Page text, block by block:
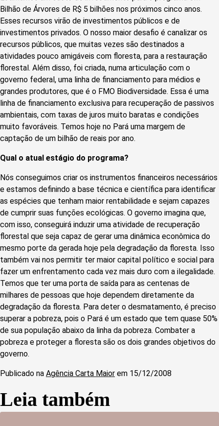
Bilhão de Árvores de R$ 5 bilhões nos próximos cinco anos.
Esses recursos virão de investimentos públicos e de
investimentos privados. O nosso maior desafio é canalizar os
recursos públicos, que muitas vezes são destinados a
atividades pouco amigáveis com floresta, para a restauração
florestal. Além disso, foi criada, numa articulação com o
governo federal, uma linha de financiamento para médios e
grandes produtores, que é o FMO Biodiversidade. Essa é uma
linha de financiamento exclusiva para recuperação de passivos
ambientais, com taxas de juros muito baratas e condições
muito favoráveis. Temos hoje no Pará uma margem de
captação de um bilhão de reais por ano.
Qual o atual estágio do programa?
Nós conseguimos criar os instrumentos financeiros necessários
e estamos definindo a base técnica e científica para identificar
as espécies que tenham maior rentabilidade e sejam capazes
de cumprir suas funções ecológicas. O governo imagina que,
com isso, conseguirá induzir uma atividade de recuperação
florestal que seja capaz de gerar uma dinâmica econômica do
mesmo porte da gerada hoje pela degradação da floresta. Isso
também vai nos permitir ter maior capital político e social para
fazer um enfrentamento cada vez mais duro com a ilegalidade.
Temos que ter uma porta de saída para as centenas de
milhares de pessoas que hoje dependem diretamente da
degradação da floresta. Para deter o desmatamento, é preciso
superar a pobreza, pois o Pará é um estado que tem quase 50%
de sua população abaixo da linha da pobreza. Combater a
pobreza e proteger a floresta são os dois grandes objetivos do
governo.
Publicado na Agência Carta Maior em 15/12/2008
Leia também